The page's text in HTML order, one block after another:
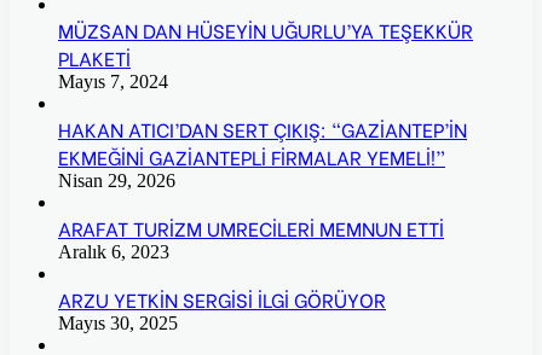
MÜZSAN DAN HÜSEYİN UĞURLU’YA TEŞEKKÜR
PLAKETİ
Mayıs 7, 2024
HAKAN ATICI’DAN SERT ÇIKIŞ: “GAZİANTEP’İN
EKMEĞİNİ GAZİANTEPLİ FİRMALAR YEMELİ!”
Nisan 29, 2026
ARAFAT TURİZM UMRECİLERİ MEMNUN ETTİ
Aralık 6, 2023
ARZU YETKİN SERGİSİ İLGİ GÖRÜYOR
Mayıs 30, 2025